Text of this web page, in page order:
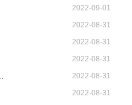
2022-09-01
2022-08-31
2022-08-31
2022-08-31
2022-08-31
2022-08-31